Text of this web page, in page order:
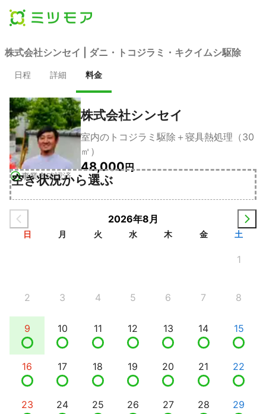
株式会社シンセイ | ダニ・トコジラミ・キクイムシ駆除
日程 詳細 料金
事業者確認済
株式会社シンセイ
室内のトコジラミ駆除＋寝具熱処理（30
㎡）
48,000円
空き状況から選ぶ
2026年8月
日 月 火 水 木 金 土
1
2 3 4 5 6 7 8
9 10 11 12 13 14 15
16 17 18 19 20 21 22
23 24 25 26 27 28 29